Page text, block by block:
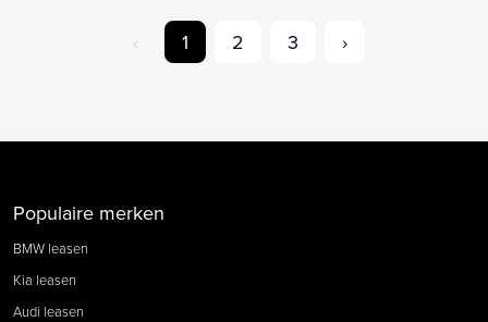
‹ 1 2 3 ›
Populaire merken
BMW leasen
Kia leasen
Audi leasen